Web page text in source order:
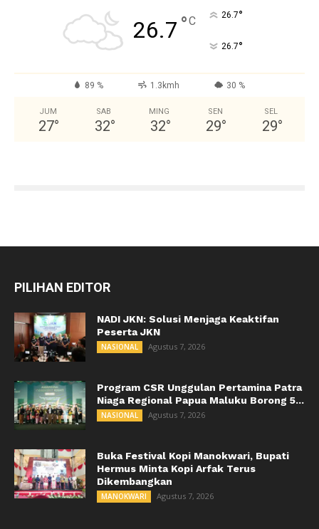
26.7 °C 26.7°
26.7°
89 % 1.3kmh 30 %
JUM
27°
SAB
32°
MING
32°
SEN
29°
SEL
29°
PILIHAN EDITOR
NADI JKN: Solusi Menjaga Keaktifan
Peserta JKN
NASIONAL Agustus 7, 2026
Program CSR Unggulan Pertamina Patra
Niaga Regional Papua Maluku Borong 5...
NASIONAL Agustus 7, 2026
Buka Festival Kopi Manokwari, Bupati
Hermus Minta Kopi Arfak Terus
Dikembangkan
MANOKWARI Agustus 7, 2026